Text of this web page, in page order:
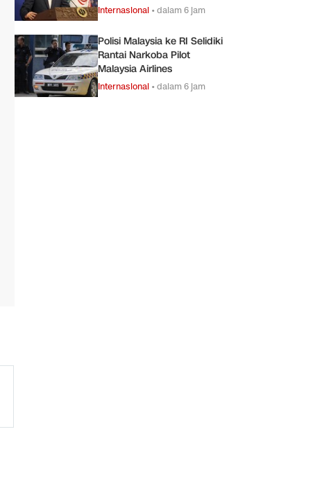
Internasional •dalam 6 jam
Polisi Malaysia ke RI Selidiki
Rantai Narkoba Pilot
Malaysia Airlines
Internasional •dalam 6 jam